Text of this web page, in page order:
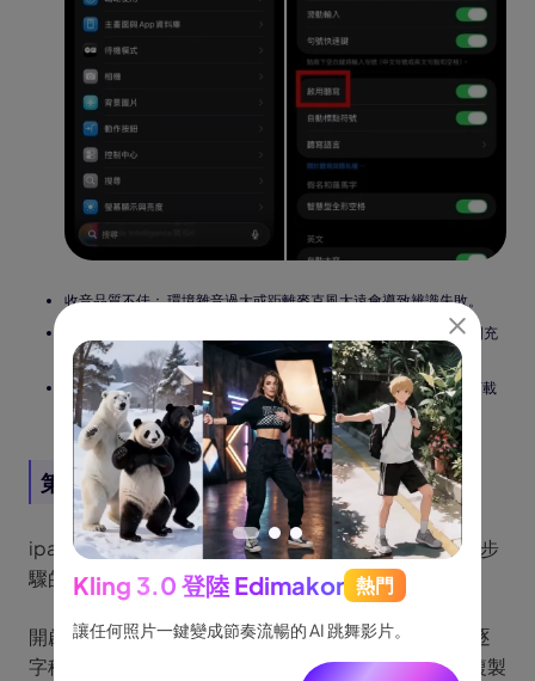
收音品質不佳： 環境雜音過大或距離麥克風太遠會導致辨識失敗。
儲存空間不足： AI 轉錄需要一定的緩存空間，請確保手機剩餘空間充
足。
語音備忘錄逐字稿沒有網路： 雖然部分轉錄可離線進行，但初次下載
模型或處理複雜長音檔時，穩定的 Wi-Fi 連線會更有保障。
第五部分：iPad 語音備忘錄轉文字
ipad 語音備忘錄轉文字的操作邏輯與iPhone是相同的步
驟的，同樣需升級至 iPadOS 18。
開啟 「語音備忘錄」 > 點擊任一已錄製好的音軌 > 「逐
字稿圖示」> 「...」 >「拷貝逐字稿」，即可將 iPad 複製
隨，
Kling 3.0 登陸 Edimakor 熱門
讓任何照片一鍵變成節奏流暢的 AI 跳舞影片。
將創
一致